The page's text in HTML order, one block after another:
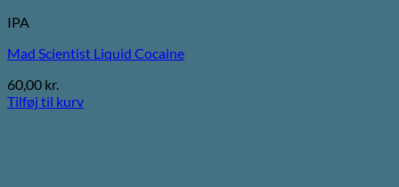
IPA
Mad Scientist Liquid Cocaine
60,00 kr.
Tilføj til kurv